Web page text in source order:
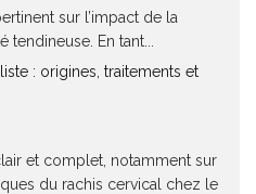
sur l’impact de la
En tant...
: origines, traitements et
et complet, notamment sur
du rachis cervical chez le